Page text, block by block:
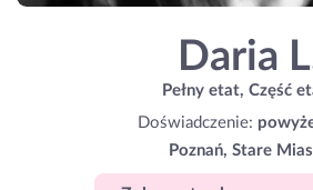
Daria
Pełny etat, Część
Doświadczenie:
Poznań, Stare